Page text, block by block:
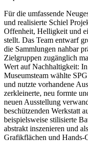
Für die umfassende
und realisierte Schiel
Offenheit, Helligkeit und
stellt. Das Team entwarf
die Sammlungen nahbar
Zielgruppen zugänglich
Wert auf Nachhaltigkeit:
Museumsteam wählte
und nutzte vorhandene
zerkleinerte, neu formte
neuen Ausstellung
beschützenden Werkstatt
beispielsweise stilisierte
abstrakt inszenieren und
Grafikflächen und Hands-